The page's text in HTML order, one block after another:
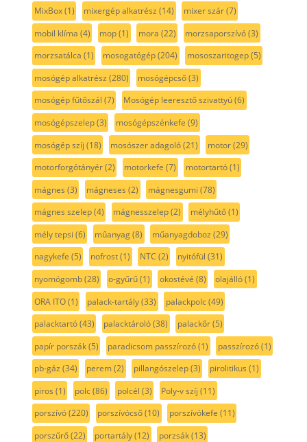
MixBox(1) mixergép alkatrész (14) mixer szár(7)
mobil klíma (4) mop(1) mora (22) morzsaporszívó(3)
morzsatálca (1) mosogatógép(204) mososzaritogep(5)
mosógép alkatrész (280) mosógépcső(3)
mosógép fűtőszál (7) Mosógép leeresztő szivattyú(6)
mosógépszelep(3) mosógépszénkefe (9)
mosógép szíj (18) mosószer adagoló(21) motor(29)
motorforgótányér(2) motorkefe (7) motortartó(1)
mágnes (3) mágneses (2) mágnesgumi (78)
mágnes szelep(4) mágnesszelep(2) mélyhűtő(1)
mély tepsi (6) műanyag(8) műanyagdoboz (29)
nagykefe (5) nofrost(1) NTC (2) nyitófül (31)
nyomógomb(28) o-gyűrű(1) okostévé (8) olajálló(1)
ORA ITO(1) palack-tartály(33) palackpolc(49)
palacktartó(43) palacktároló(38) palackőr(5)
papír porszák(5) paradicsom passzírozó(1) passzírozó(1)
pb-gáz (34) perem(2) pillangószelep(3) pirolitikus (1)
piros (1) polc(86) polcél (3) Poly-v szíj (11)
porszívó(220) porszívócső(10) porszívókefe (11)
porszűrő(22) portartály(12) porzsák(13)